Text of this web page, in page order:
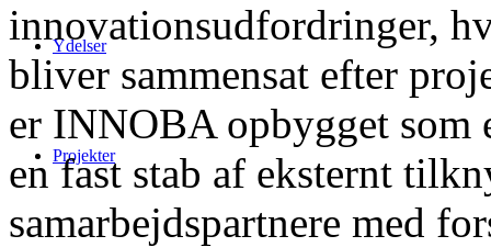
Ydelser
Projekter
innovationsudfordringer,
bliver sammensat efter
er INNOBA opbygget som
en fast stab af eksternt
samarbejdspartnere med